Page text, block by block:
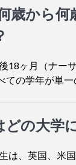
歳から何
18ヶ月（ナー
ての学年が単一
どの大学
は、英国、米